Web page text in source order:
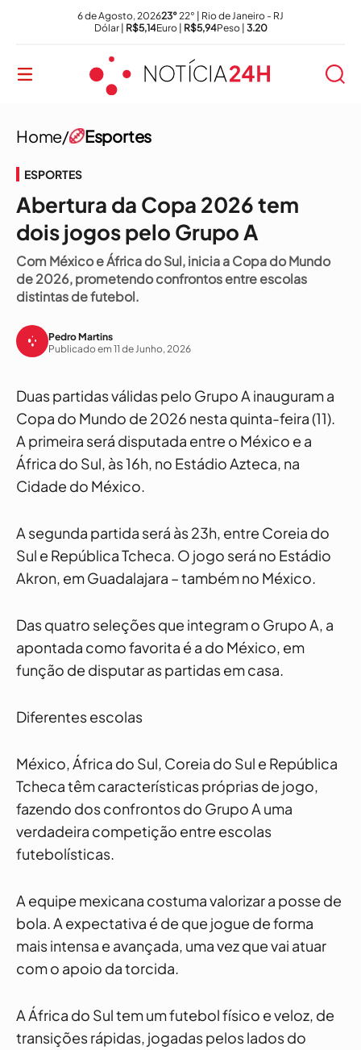
6 de Agosto, 202623°22° | Rio de Janeiro - RJ
Dólar | R$5,14Euro | R$5,94Peso | 3.20
Home/ Esportes
ESPORTES
Abertura da Copa 2026 tem
dois jogos pelo Grupo A
Com México e África do Sul, inicia a Copa do Mundo
de 2026, prometendo confrontos entre escolas
distintas de futebol.
Pedro Martins
Publicado em 11 de Junho, 2026
Duas partidas válidas pelo Grupo A inauguram a
Copa do Mundo de 2026 nesta quinta-feira (11).
A primeira será disputada entre o México e a
África do Sul, às 16h, no Estádio Azteca, na
Cidade do México.
A segunda partida será às 23h, entre Coreia do
Sul e República Tcheca. O jogo será no Estádio
Akron, em Guadalajara – também no México.
Das quatro seleções que integram o Grupo A, a
apontada como favorita é a do México, em
função de disputar as partidas em casa.
Diferentes escolas
México, África do Sul, Coreia do Sul e República
Tcheca têm características próprias de jogo,
fazendo dos confrontos do Grupo A uma
verdadeira competição entre escolas
futebolísticas.
A equipe mexicana costuma valorizar a posse de
bola. A expectativa é de que jogue de forma
mais intensa e avançada, uma vez que vai atuar
com o apoio da torcida.
A África do Sul tem um futebol físico e veloz, de
transições rápidas, jogadas pelos lados do